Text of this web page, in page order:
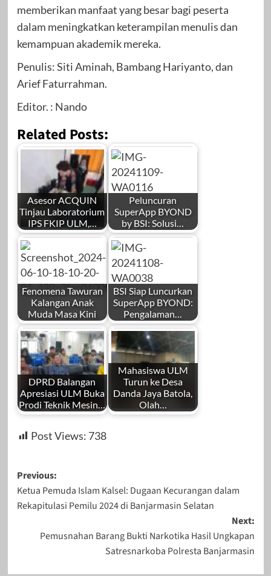
memberikan manfaat yang besar bagi peserta
dalam meningkatkan keterampilan menulis dan
kemampuan akademik mereka.
Penulis: Siti Aminah, Bambang Hariyanto, dan
Arief Faturrahman.
Editor. : Nando
Related Posts:
Asesor ACQUIN
Tinjau Laboratorium
IPS FKIP ULM,…
Peluncuran
SuperApp BYOND
by BSI: Solusi…
Fenomena Tawuran
Kalangan Anak
Muda Masa Kini
BSI Siap Luncurkan
SuperApp BYOND:
Pengalaman…
DPRD Balangan
Apresiasi ULM Buka
Prodi Teknik Mesin…
Mahasiswa ULM
Turun ke Desa
Danda Jaya Batola,
Olah…
Post Views: 738
Post
navigation
Previous:
Ketua Pemuda Islam Kalsel: Dugaan Kecurangan dalam
Rekapitulasi Pemilu 2024 di Banjarmasin Selatan
Next:
Pemusnahan Barang Bukti Narkotika Hasil Ungkapan
Satresnarkoba Polresta Banjarmasin